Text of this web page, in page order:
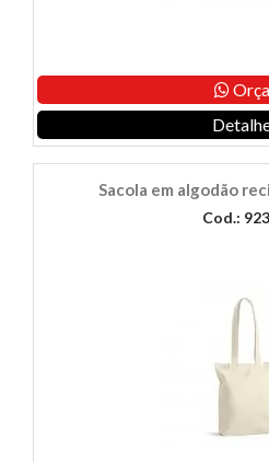
Sacola em algodão
Cod.: